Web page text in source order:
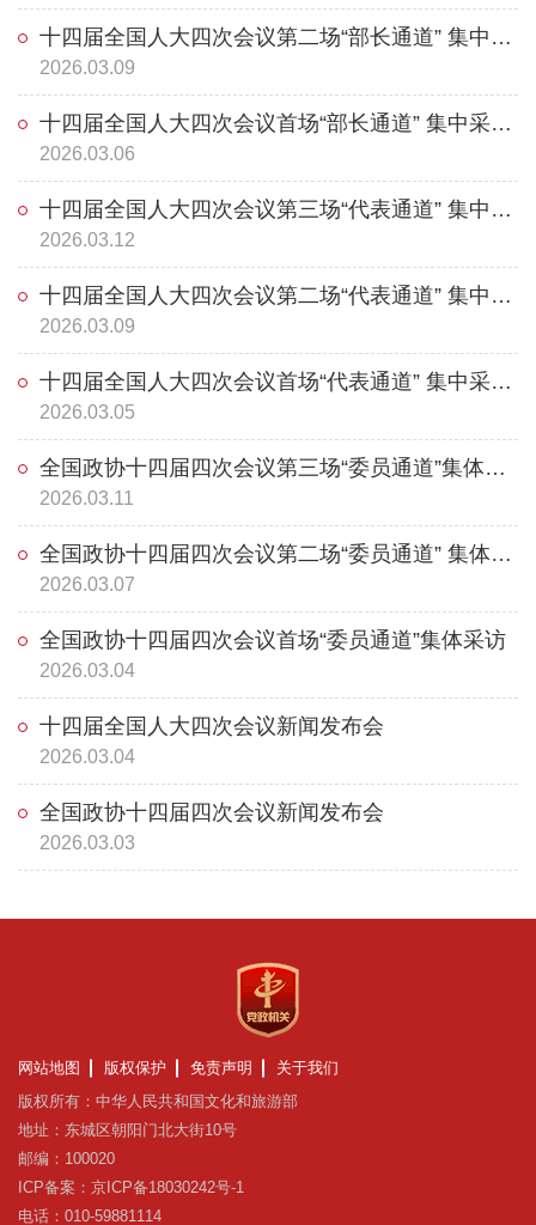
十四届全国人大四次会议第二场“部长通道” 集中采访活动
2026.03.09
十四届全国人大四次会议首场“部长通道” 集中采访活动
2026.03.06
十四届全国人大四次会议第三场“代表通道” 集中采访活动
2026.03.12
十四届全国人大四次会议第二场“代表通道” 集中采访活动
2026.03.09
十四届全国人大四次会议首场“代表通道” 集中采访活动
2026.03.05
全国政协十四届四次会议第三场“委员通道”集体采访
2026.03.11
全国政协十四届四次会议第二场“委员通道” 集体采访
2026.03.07
全国政协十四届四次会议首场“委员通道”集体采访
2026.03.04
十四届全国人大四次会议新闻发布会
2026.03.04
全国政协十四届四次会议新闻发布会
2026.03.03
网站地图 版权保护 免责声明
关于我们
版权所有：中华人民共和国文化和旅游部
地址：东城区朝阳门北大街10号
邮编：100020
ICP备案：京ICP备18030242号-1
电话：010-59881114